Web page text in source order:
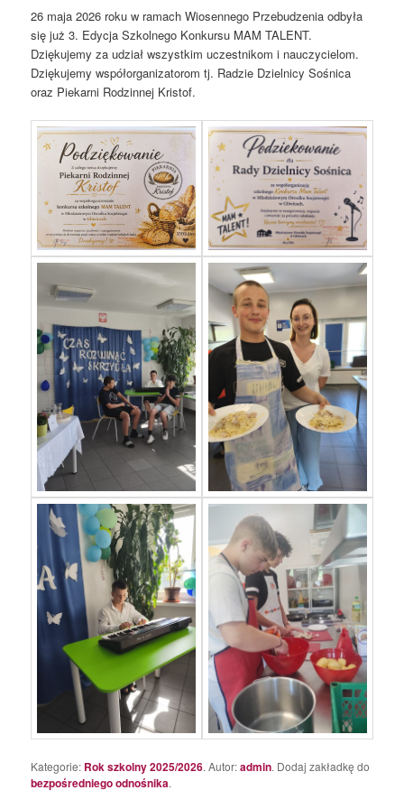
26 maja 2026 roku w ramach Wiosennego Przebudzenia odbyła
się już 3. Edycja Szkolnego Konkursu MAM TALENT.
Dziękujemy za udział wszystkim uczestnikom i nauczycielom.
Dziękujemy współorganizatorom tj. Radzie Dzielnicy Sośnica
oraz Piekarni Rodzinnej Kristof.
Kategorie: Rok szkolny 2025/2026. Autor:admin. Dodaj zakładkę do
bezpośredniego odnośnika.